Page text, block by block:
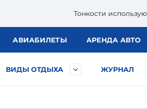
Тонкости
АВИАБИЛЕТЫ АРЕНДА АВТО
ВИДЫ ОТДЫХА ЖУРНАЛ